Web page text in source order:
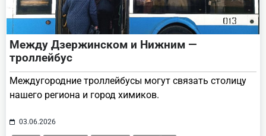
Между Дзержинском и Нижним —
троллейбус
Междугородние троллейбусы могут связать столицу
нашего региона и город химиков.
03.06.2026